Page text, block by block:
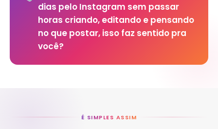
dias pelo Instagram sem passar
horas criando, editando e pensando
no que postar, isso faz sentido pra
você?
É SIMPLES ASSIM